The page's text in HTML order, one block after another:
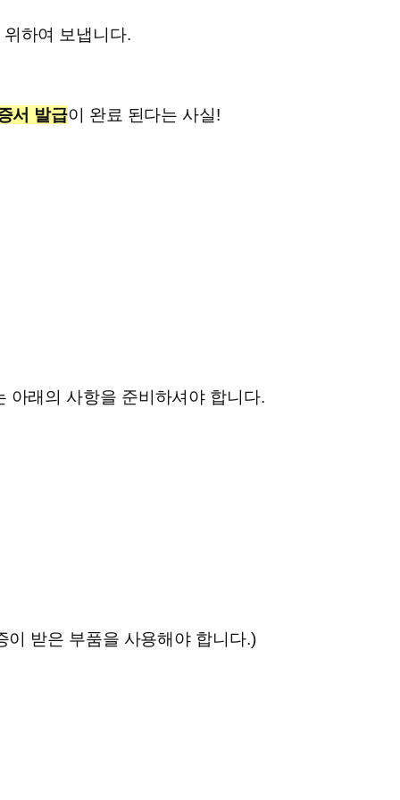
위하여 보냅니다.
서 발급이 완료 된다는 사실!
아래의 사항을 준비하셔야 합니다.
받은 부품을 사용해야 합니다.)